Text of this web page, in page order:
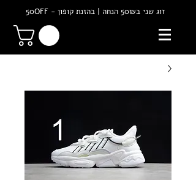
זוג שני ב50₪ הנחה | בהזנת קופון - 50OFF